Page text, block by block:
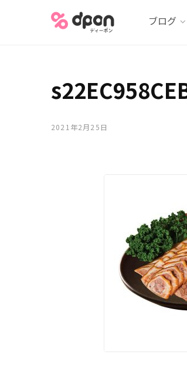
ブログ
2021年2月25日